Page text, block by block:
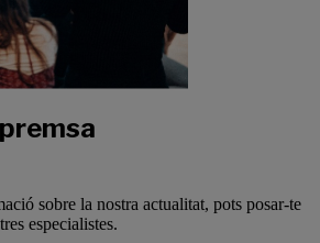
sobre la nostra actualitat, pots posar-te
especialistes.